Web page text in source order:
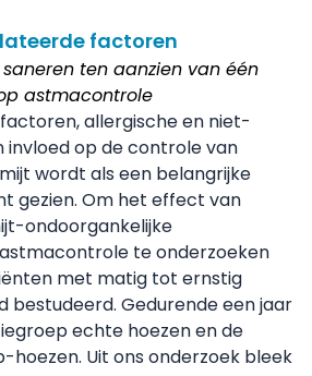
factoren
ten aanzien van één
astmacontrole
allergische en niet-
invloed op de controle van
wordt als een belangrijke
gezien. Om het effect van
ondoorgankelijke
te onderzoeken
met matig tot ernstig
bestudeerd. Gedurende een jaar
echte hoezen en de
Uit ons onderzoek bleek